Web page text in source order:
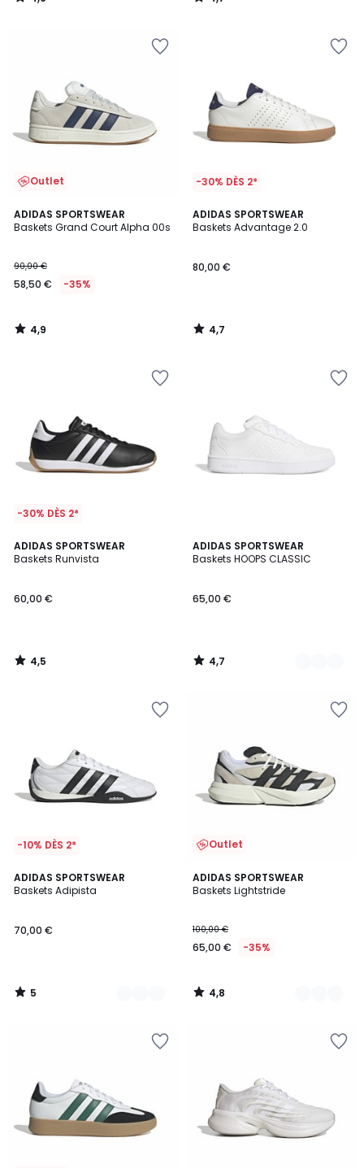
/
/
Outlet
ADIDAS SPORTSWEAR
Baskets Grand Court Alpha 00s
90,00 €
58,50 € -35%
4,9
/ 5
4,9
/
-30% DÈS 2*
ADIDAS SPORTSWEAR
Baskets Advantage 2.0
80,00 €
4,7
/ 5
4,7
/
-30% DÈS 2*
ADIDAS SPORTSWEAR
Baskets Runvista
60,00 €
4,5
/ 5
4,5
/
ADIDAS SPORTSWEAR
Baskets HOOPS CLASSIC
65,00 €
4,7
/ 5
2
Couleurs
4,7
/
-10% DÈS 2*
ADIDAS SPORTSWEAR
Baskets Adipista
70,00 €
5
/
2
Couleurs
5
/
Outlet
ADIDAS SPORTSWEAR
Baskets Lightstride
100,00 €
65,00 € -35%
4,8
/ 5
2
Couleurs
4,8
/